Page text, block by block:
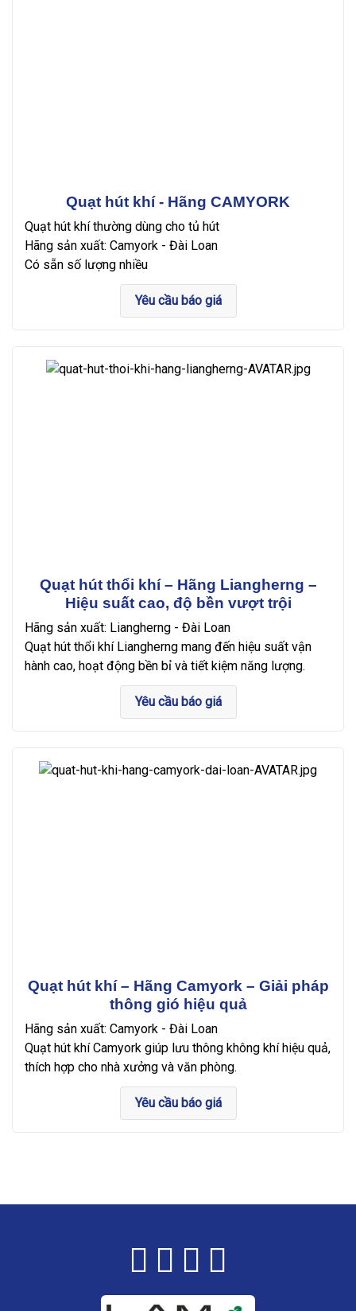
Quạt hút khí - Hãng CAMYORK
Quạt hút khí thường dùng cho tủ hút
Hãng sản xuất: Camyork - Đài Loan
Có sẵn số lượng nhiều
Yêu cầu báo giá
Quạt hút thổi khí – Hãng Liangherng –
Hiệu suất cao, độ bền vượt trội
Hãng sản xuất: Liangherng - Đài Loan
Quạt hút thổi khí Liangherng mang đến hiệu suất vận
hành cao, hoạt động bền bỉ và tiết kiệm năng lượng.
Yêu cầu báo giá
Quạt hút khí – Hãng Camyork – Giải pháp
thông gió hiệu quả
Hãng sản xuất: Camyork - Đài Loan
Quạt hút khí Camyork giúp lưu thông không khí hiệu quả,
thích hợp cho nhà xưởng và văn phòng.
Yêu cầu báo giá